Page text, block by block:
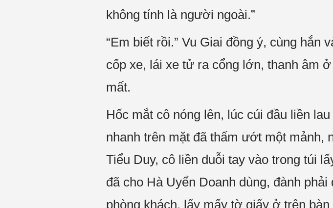
không tính là người ngoài.”
“Em biết rồi.” Vu Giai đồng ý, cùng hắn
cốp xe, lái xe tử ra cổng lớn, thanh âm
mất.
Hốc mắt cô nóng lên, lúc cúi đầu liền
nhanh trên mặt đã thấm ướt một mảnh,
Tiểu Duy, cô liền duỗi tay vào trong túi
đã cho Hà Uyển Doanh dùng, đành
phòng khách, lấy mấy tờ giấy ở trên